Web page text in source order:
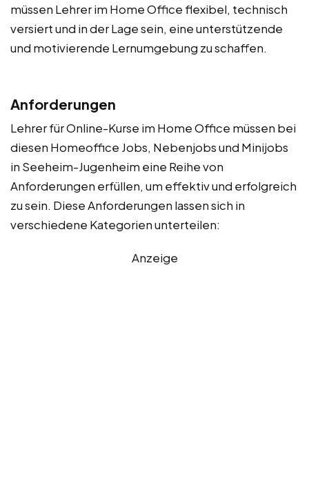
müssen Lehrer im Home Office flexibel, technisch
versiert und in der Lage sein, eine unterstützende
und motivierende Lernumgebung zu schaffen.
Anforderungen
Lehrer für Online-Kurse im Home Office müssen bei
diesen Homeoffice Jobs, Nebenjobs und Minijobs
in Seeheim-Jugenheim eine Reihe von
Anforderungen erfüllen, um effektiv und erfolgreich
zu sein. Diese Anforderungen lassen sich in
verschiedene Kategorien unterteilen:
Anzeige